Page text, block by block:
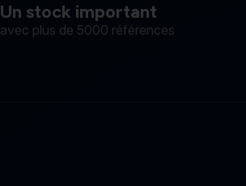
Un stock important
avec plus de 5000 références